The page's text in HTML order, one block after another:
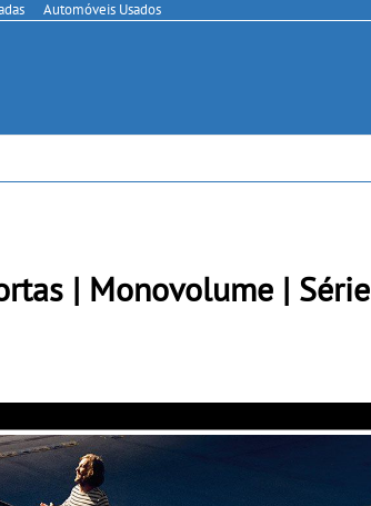
Automóveis Usados
| Monovolume | Série